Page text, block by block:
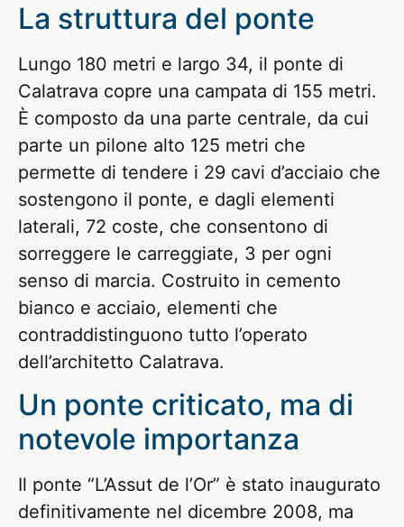
La struttura del ponte
Lungo 180 metri e largo 34, il ponte di
Calatrava copre una campata di 155 metri.
È composto da una parte centrale, da cui
parte un pilone alto 125 metri che
permette di tendere i 29 cavi d’acciaio che
sostengono il ponte, e dagli elementi
laterali, 72 coste, che consentono di
sorreggere le carreggiate, 3 per ogni
senso di marcia. Costruito in cemento
bianco e acciaio, elementi che
contraddistinguono tutto l’operato
dell’architetto Calatrava.
Un ponte criticato, ma di
notevole importanza
Il ponte “L’Assut de l’Or” è stato inaugurato
definitivamente nel dicembre 2008, ma